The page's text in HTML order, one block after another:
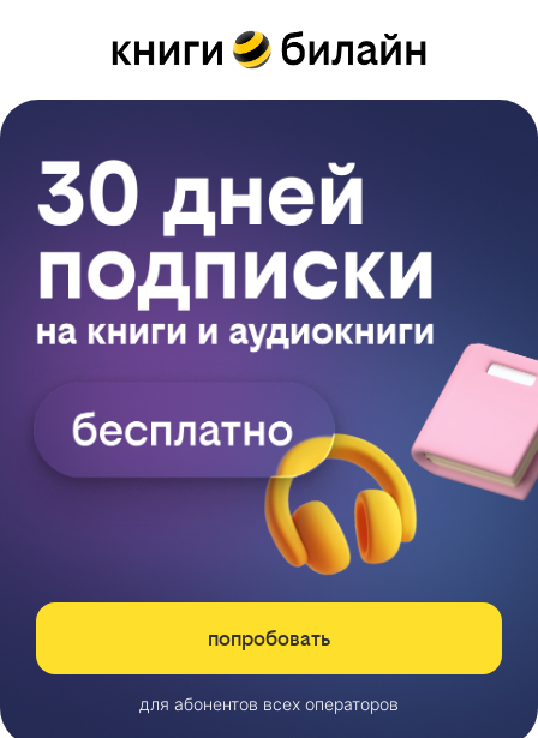
попробовать
для абонентов всех операторов